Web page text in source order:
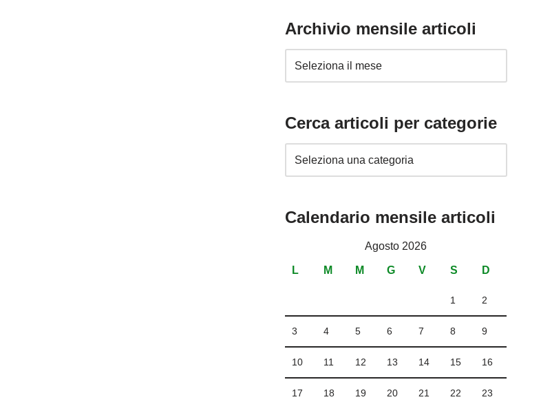
Archivio mensile articoli
Cerca articoli per categorie
Calendario mensile articoli
Agosto 2026
L M M G V S D
1 2
3 4 5 6 7 8 9
10 11 12 13 14 15 16
17 18 19 20 21 22 23